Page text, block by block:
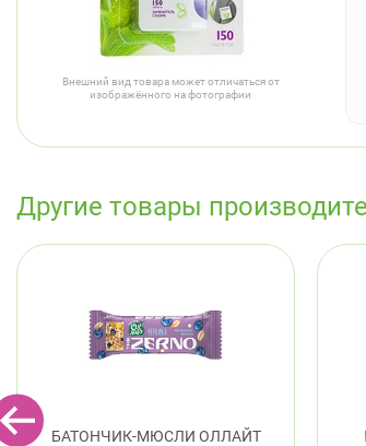
Внешний вид товара может отличаться от
изображённого на фотографии
Другие товары
БАТОНЧИК-МЮСЛИ ОЛЛАЙТ